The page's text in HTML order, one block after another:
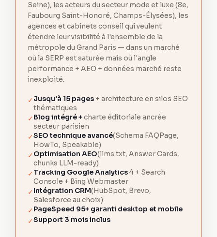
Seine), les acteurs du secteur mode et luxe (8e,
Faubourg Saint-Honoré, Champs-Élysées), les
agences et cabinets conseil qui veulent
étendre leur visibilité à l'ensemble de la
métropole du Grand Paris — dans un marché
où la SERP est saturée mais où l'angle
performance + AEO + données marché reste
inexploité.
✓Jusqu'à 15 pages + architecture en silos SEO
thématiques
✓Blog intégré +charte éditoriale ancrée
secteur parisien
✓SEO technique avancé(Schema FAQPage,
HowTo, Speakable)
✓Optimisation AEO(llms.txt, Answer Cards,
chunks LLM-ready)
✓Tracking Google Analytics4 + Search
Console + Bing Webmaster
✓Intégration CRM(HubSpot, Brevo,
Salesforce au choix)
✓PageSpeed 95+ garanti desktop et mobile
✓Support 3 mois inclus